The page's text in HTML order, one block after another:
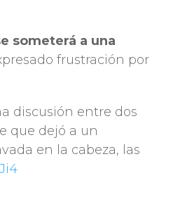
someterá a una
frustración por
discusión entre dos
que dejó a un
en la cabeza, las